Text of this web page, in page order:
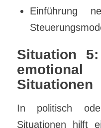
Einführung
Situation
Situationen
In politisch
Situationen hilft